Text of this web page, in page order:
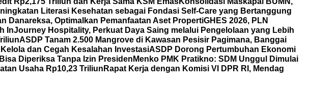
Literasi Kesehatan sebagai Fondasi Self-Care yang Bertanggung
Danareksa, Optimalkan Pemanfaatan Aset PropertiGHES 2026, PLN
InJourney Hospitality, Perkuat Daya Saing melalui Pengelolaan yang Lebih
ASDP Tanam 2.500 Mangrove di Kawasan Pesisir Pagimana, Banggai
dan Cegah Kesalahan InvestasiASDP Dorong Pertumbuhan Ekonomi
Diperiksa Tanpa Izin Presiden Menko PMK Pratikno: SDM Unggul Dimulai
Usaha Rp10,23 Triliun Rapat Kerja dengan Komisi VI DPR RI, Mendag